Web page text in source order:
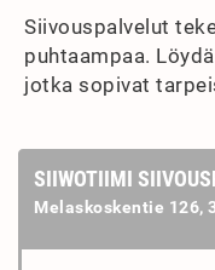
Siivouspalvelut
puhtaampaa.
jotka sopivat
SIIWOTIIMI
Melaskoskentie 126,